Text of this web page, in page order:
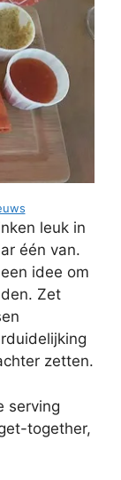
leuk in
één van.
idee om
Zet
zetten.
serving
together,